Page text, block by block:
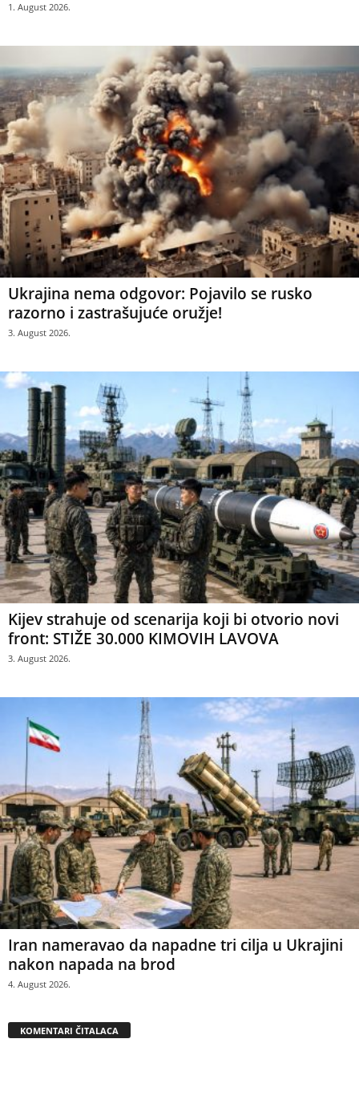
1. August 2026.
Ukrajina nema odgovor: Pojavilo se rusko
razorno i zastrašujuće oružje!
3. August 2026.
Kijev strahuje od scenarija koji bi otvorio novi
front: STIŽE 30.000 KIMOVIH LAVOVA
3. August 2026.
Iran nameravao da napadne tri cilja u Ukrajini
nakon napada na brod
4. August 2026.
KOMENTARI ČITALACA